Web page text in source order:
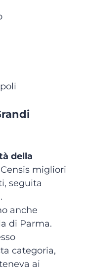
della
migliori
seguita
anche
di Parma.
categoria,
ai